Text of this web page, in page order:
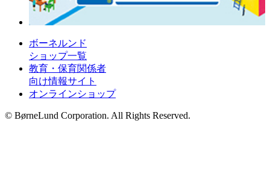
ボーネルンド
ショップ一覧
教育・保育関係者
向け情報サイト
オンラインショップ
© BørneLund Corporation. All Rights Reserved.